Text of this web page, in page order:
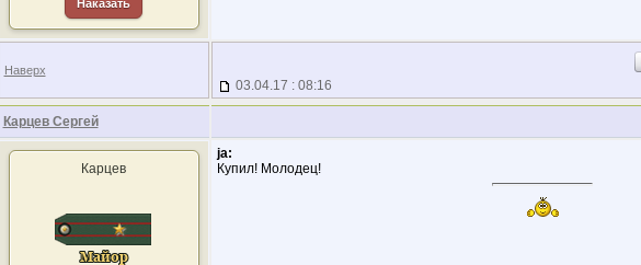
Наказать
Наверх
03.04.17 : 08:16
Карцев Сергей
Карцев
ja:
Купил! Молодец!